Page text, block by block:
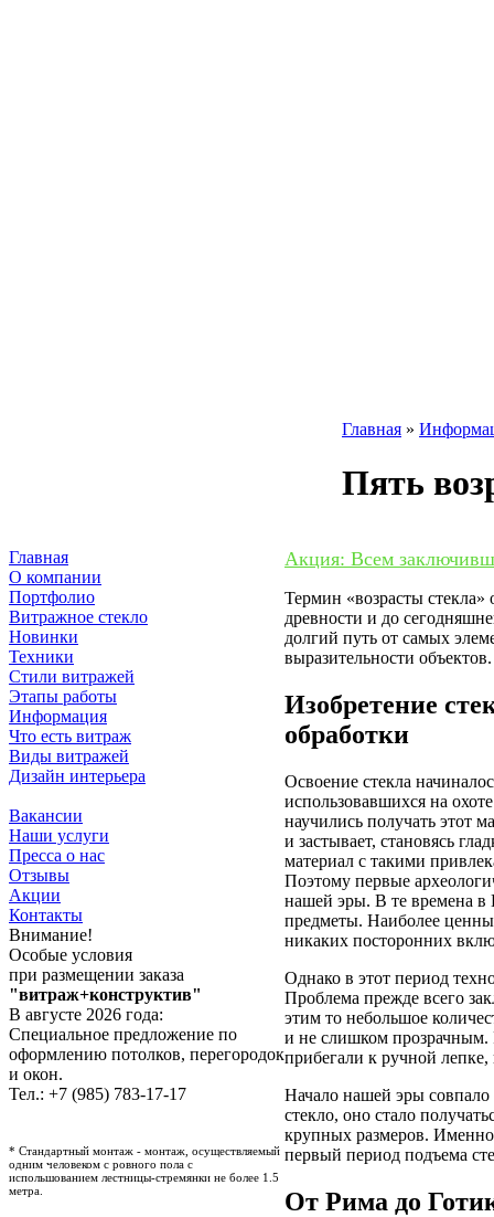
Главная »
Пять
Главная
О компании
Портфолио
Витражное стекло
Новинки
Техники
Стили витражей
Этапы работы
Информация
Что есть витраж
Виды витражей
Дизайн интерьера
Вакансии
Наши услуги
Пресса о нас
Отзывы
Акции
Контакты
Внимание!
Особые условия
при размещении заказа
"витраж+конструктив"
В августе 2026 года:
Специальное предложение по
оформлению потолков, перегородок
и окон.
Тел.: +7 (985) 783-17-17
* Стандартный монтаж - монтаж, осуществляемый
одним человеком с ровного пола с
испольшованием лестницы-стремянки не более 1.5
метра.
Акция: Всем
Термин «возрасты стекла»
древности и до
долгий путь от самых
выразительности объектов.
Изобретение
обработки
Освоение стекла
использовавшихся на
научились получать этот
и застывает, становясь
материал с такими
Поэтому первые
нашей эры. В те времена в
предметы. Наиболее
никаких посторонних
Однако в этот период
Проблема прежде всего
этим то небольшое
и не слишком
прибегали к ручной
Начало нашей эры
стекло, оно стало
крупных размеров. Именно
первый период подъема
От Рима до